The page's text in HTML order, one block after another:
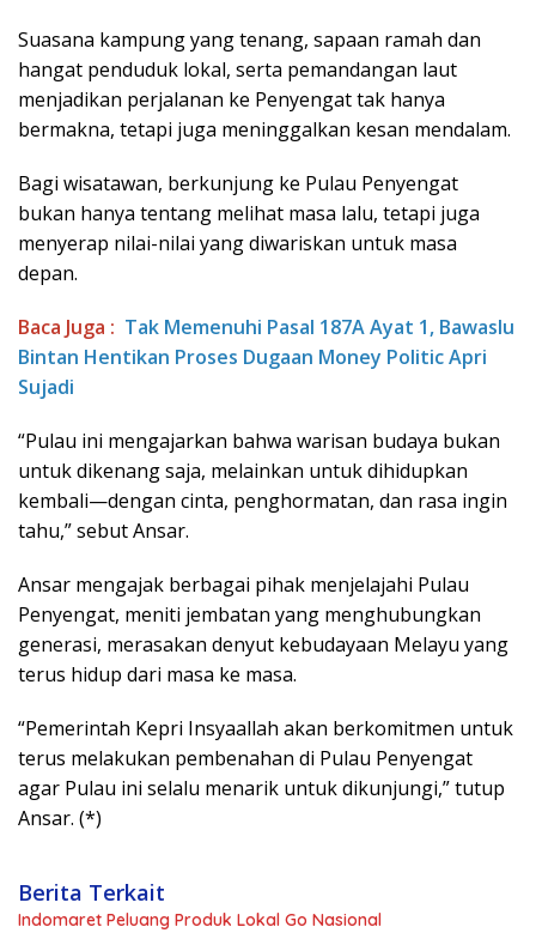
Suasana kampung yang tenang, sapaan ramah dan
hangat penduduk lokal, serta pemandangan laut
menjadikan perjalanan ke Penyengat tak hanya
bermakna, tetapi juga meninggalkan kesan mendalam.
Bagi wisatawan, berkunjung ke Pulau Penyengat
bukan hanya tentang melihat masa lalu, tetapi juga
menyerap nilai-nilai yang diwariskan untuk masa
depan.
Baca Juga : Tak Memenuhi Pasal 187A Ayat 1, Bawaslu
Bintan Hentikan Proses Dugaan Money Politic Apri
Sujadi
“Pulau ini mengajarkan bahwa warisan budaya bukan
untuk dikenang saja, melainkan untuk dihidupkan
kembali—dengan cinta, penghormatan, dan rasa ingin
tahu,” sebut Ansar.
Ansar mengajak berbagai pihak menjelajahi Pulau
Penyengat, meniti jembatan yang menghubungkan
generasi, merasakan denyut kebudayaan Melayu yang
terus hidup dari masa ke masa.
“Pemerintah Kepri Insyaallah akan berkomitmen untuk
terus melakukan pembenahan di Pulau Penyengat
agar Pulau ini selalu menarik untuk dikunjungi,” tutup
Ansar. (*)
Berita Terkait
Indomaret Peluang Produk Lokal Go Nasional